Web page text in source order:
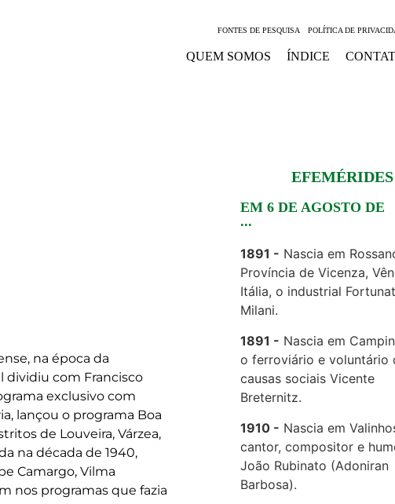
FONTES DE PESQUISA POLÍTICA DE
QUEM SOMOS ÍNDICE
na época da
dividiu com Francisco
exclusivo com
lançou o programa Boa
de Louveira, Várzea,
na década de 1940,
Camargo, Vilma
nos programas que fazia
EFEMÉRIDES
EM 6 DE AGOSTO DE
...
1891
Nascia em
Província de Vicenza,
Itália, o industrial
Milani.
1891
Nascia em
o ferroviário e voluntário
causas sociais Vicente
Breternitz.
1910
Nascia em
cantor, compositor e
João Rubinato (Adoniran
Barbosa).